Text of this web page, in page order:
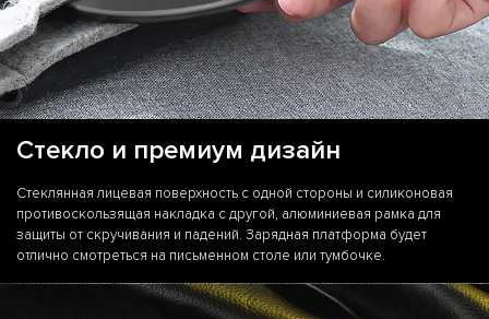
Стекло и премиум дизайн
Стеклянная лицевая поверхность с одной стороны и силиконовая
противоскользящая накладка с другой, алюминиевая рамка для
защиты от скручивания и падений. Зарядная платформа будет
отлично смотреться на письменном столе или тумбочке.